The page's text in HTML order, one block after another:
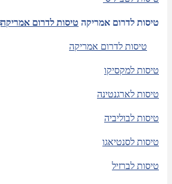
טיסות לדרום אמריקה טיסות לדרום אמריקה
טיסות לדרום אמריקה
טיסות למקסיקו
טיסות לארגנטינה
טיסות לבוליביה
טיסות לסנטיאגו
טיסות לברזיל